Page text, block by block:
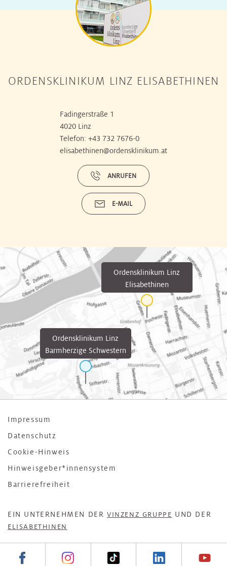
ORDENSKLINIKUM LINZ ELISABETHINEN
Fadingerstraße 1
4020 Linz
Telefon: +43 732 7676-0
elisabethinen@ordensklinikum.at
ANRUFEN
E-MAIL
Ordensklinikum Linz
Barmherzige Schwestern
Ordensklinikum Linz
Elisabethinen
Impressum
Datenschutz
Cookie-Hinweis
Hinweisgeber*innensystem
Barrierefreiheit
EIN UNTERNEHMEN DER VINZENZ GRUPPE UND DER
ELISABETHINEN